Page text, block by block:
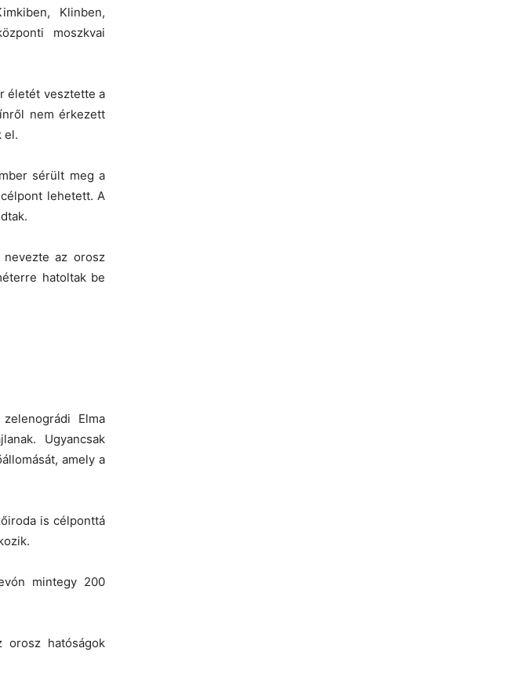
Klinben,
moszkvai
életét vesztette a
nem érkezett
el.
sérült meg a
lehetett. A
nevezte az orosz
hatoltak be
Elma
Ugyancsak
amely a
is célponttá
mintegy 200
orosz hatóságok